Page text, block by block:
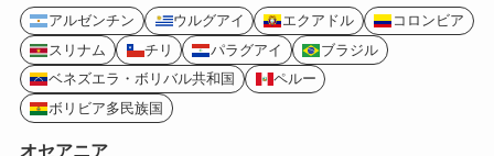
アルゼンチン ウルグアイ エクアドル
コロンビア
スリナム
チリ パラグアイ
ブラジル
ベネズエラ・ボリバル共和国
ペルー
ボリビア多民族国
オセアニア